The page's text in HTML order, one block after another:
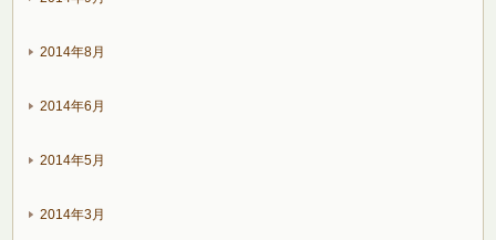
2014年8月
2014年6月
2014年5月
2014年3月